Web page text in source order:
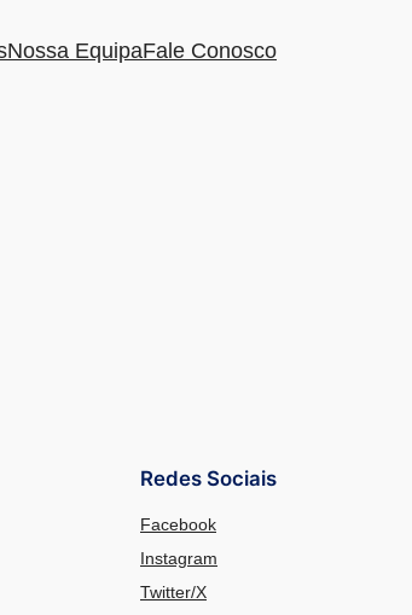
Nossa EquipaFale Conosco
Redes Sociais
Facebook
Instagram
Twitter/X